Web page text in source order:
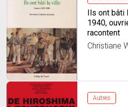
Ils ont
1940,
racontent
Christiane
Autres